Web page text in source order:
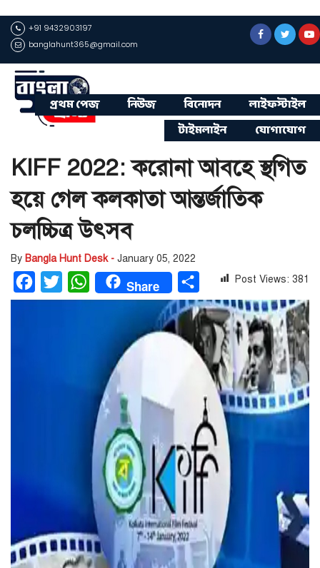
+91 9432903197
banglahunt365@gmail.com
প্রথম পেজ নিউজ বিনোদন
লাইফস্টাইল
টাইমলাইন
যোগাযোগ
KIFF 2022: করোনা আবহে স্থগিত
হয়ে গেল কলকাতা আন্তর্জাতিক
চলচ্চিত্র উৎসব
By Bangla Hunt Desk - January 05, 2022
Facebook
Twitter WhatsAppShare Share Post Views: 381